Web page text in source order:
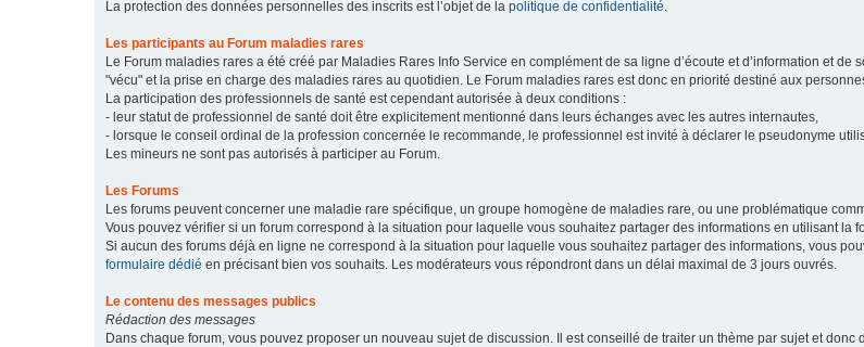
La protection des données personnelles des inscrits est l’objet de la politique de confidentialité.
Les participants au Forum maladies rares
Le Forum maladies rares a été créé par Maladies Rares Info Service en complément de sa ligne d’écoute et d’information et
"vécu" et la prise en charge des maladies rares au quotidien. Le Forum maladies rares est donc en priorité destiné aux
La participation des professionnels de santé est cependant autorisée à deux conditions :
- leur statut de professionnel de santé doit être explicitement mentionné dans leurs échanges avec les autres internautes,
- lorsque le conseil ordinal de la profession concernée le recommande, le professionnel est invité à déclarer le pseudonyme
Les mineurs ne sont pas autorisés à participer au Forum.
Les Forums
Les forums peuvent concerner une maladie rare spécifique, un groupe homogène de maladies rare, ou une problématique
Vous pouvez vérifier si un forum correspond à la situation pour laquelle vous souhaitez partager des informations en utilisant la
Si aucun des forums déjà en ligne ne correspond à la situation pour laquelle vous souhaitez partager des informations, vous
formulaire dédié en précisant bien vos souhaits. Les modérateurs vous répondront dans un délai maximal de 3 jours ouvrés.
Le contenu des messages publics
Rédaction des messages
Dans chaque forum, vous pouvez proposer un nouveau sujet de discussion. Il est conseillé de traiter un thème par sujet et